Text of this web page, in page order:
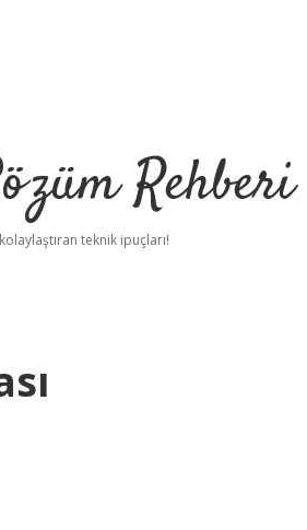
Rehberi
kolaylaştıran teknik ipuçları!